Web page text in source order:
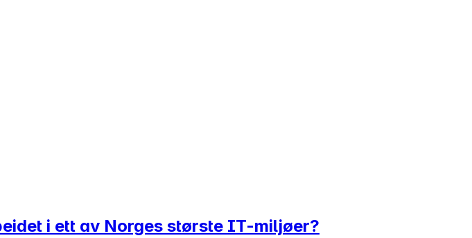
i ett av Norges største IT-miljøer?